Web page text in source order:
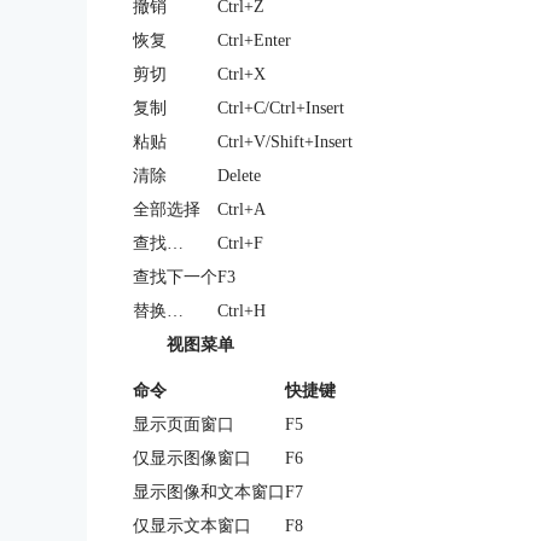
撤销
Ctrl+Z
恢复
Ctrl+Enter
剪切
Ctrl+X
复制
Ctrl+C/Ctrl+Insert
粘贴
Ctrl+V/Shift+Insert
清除
Delete
全部选择
Ctrl+A
查找…
Ctrl+F
查找下一个F3
替换…
Ctrl+H
视图菜单
命令
快捷键
显示页面窗口
F5
仅显示图像窗口
F6
显示图像和文本窗口 F7
仅显示文本窗口
F8